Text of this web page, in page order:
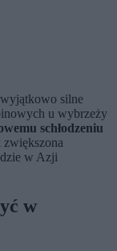
silne
u wybrzeży
schłodzeniu
zwiększona
w Azji
w